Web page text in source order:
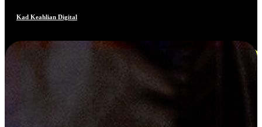
Kad Keahlian Digital